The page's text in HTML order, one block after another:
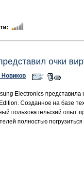
очки
Новиков
Electronics представила
Созданное на базе
пользовательский опыт
полностью